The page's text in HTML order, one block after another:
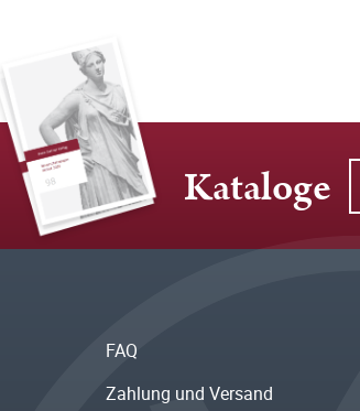
Kataloge
FAQ
Zahlung und Versand